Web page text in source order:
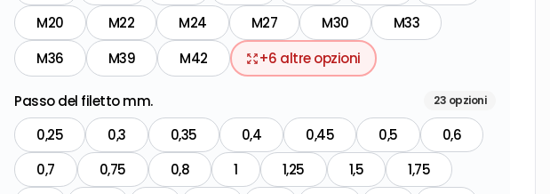
M20
M22 M24 M27 M30
M33
M36
M39 M42 +6 altre opzioni
Passo del filetto mm. 23 opzioni
0,25 0,3 0,35 0,4 0,45 0,5
0,6
0,7
0,75 0,8 1 1,25 1,5
1,75